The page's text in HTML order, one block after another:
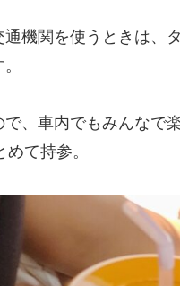
機関を使うときは、
、車内でもみんなで
て持参。